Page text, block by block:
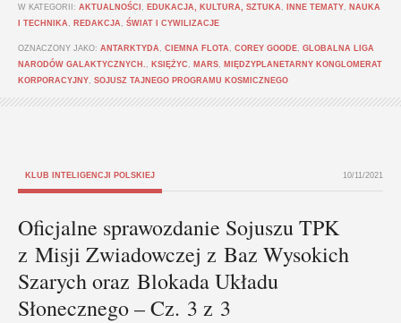
W KATEGORII: AKTUALNOŚCI EDUKACJA, KULTURA, SZTUKA INNE TEMATY
NAUKA
I TECHNIKA
REDAKCJA ŚWIAT I CYWILIZACJE
OZNACZONY JAKO: ANTARKTYDA CIEMNA FLOTA COREY GOODE GLOBALNA LIGA
NARODÓW GALAKTYCZNYCH.
KSIĘŻYC MARS
MIĘDZYPLANETARNY KONGLOMERAT
KORPORACYJNY SOJUSZ TAJNEGO PROGRAMU KOSMICZNEGO
KLUB INTELIGENCJI POLSKIEJ 10/11/2021
Oficjalne sprawozdanie Sojuszu TPK
z Misji Zwiadowczej z Baz Wysokich
Szarych oraz Blokada Układu
Słonecznego – Cz. 3 z 3